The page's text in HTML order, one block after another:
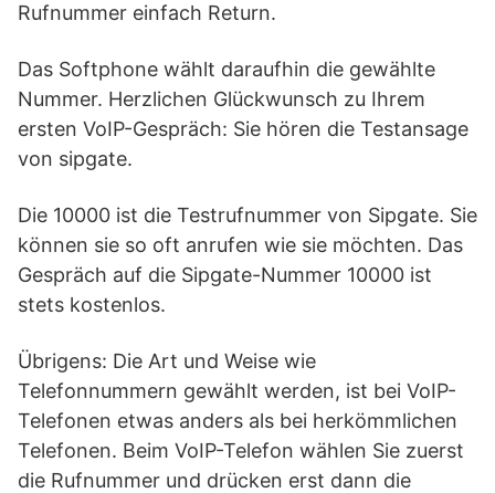
Rufnummer einfach Return.
Das Softphone wählt daraufhin die gewählte
Nummer. Herzlichen Glückwunsch zu Ihrem
ersten VoIP-Gespräch: Sie hören die Testansage
von sipgate.
Die 10000 ist die Testrufnummer von Sipgate. Sie
können sie so oft anrufen wie sie möchten. Das
Gespräch auf die Sipgate-Nummer 10000 ist
stets kostenlos.
Übrigens: Die Art und Weise wie
Telefonnummern gewählt werden, ist bei VoIP-
Telefonen etwas anders als bei herkömmlichen
Telefonen. Beim VoIP-Telefon wählen Sie zuerst
die Rufnummer und drücken erst dann die